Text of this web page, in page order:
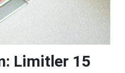
Limitler 15